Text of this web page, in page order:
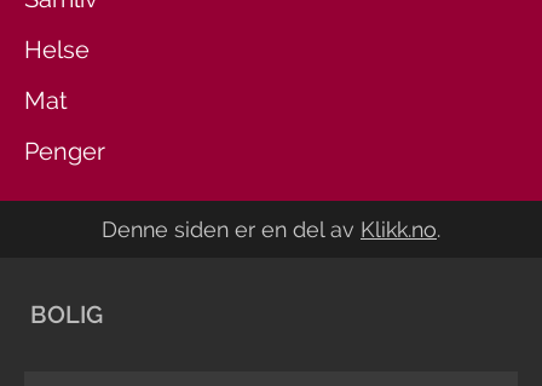
Helse
Mat
Penger
Denne siden er en del av Klikk.no.
BOLIG